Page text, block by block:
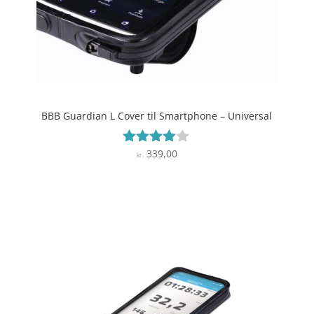
BBB Guardian L Cover til Smartphone – Universal
Vurderet
kr.339,00